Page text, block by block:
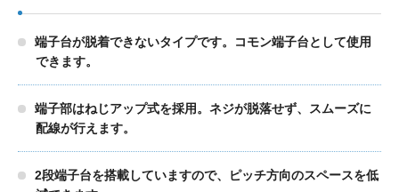
端子台が脱着できないタイプです。コモン端子台として使用
できます。
端子部はねじアップ式を採用。ネジが脱落せず、スムーズに
配線が行えます。
2段端子台を搭載していますので、ピッチ方向のスペースを低